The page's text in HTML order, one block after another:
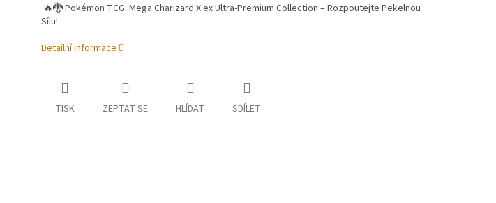
🔥🐉 Pokémon TCG: Mega Charizard X ex Ultra-Premium Collection – Rozpoutejte Pekelnou
Sílu!
Detailní informace
TISK ZEPTAT SE HLÍDAT SDÍLET